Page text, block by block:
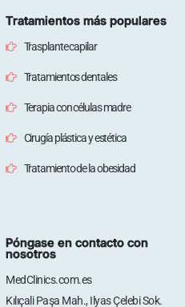
Tratamientos más populares
Trasplante capilar
Tratamientos dentales
Terapia con células madre
Cirugía plástica y estética
Tratamiento de la obesidad
Póngase en contacto con
nosotros
MedClinics.com.es
Kılıçali Paşa Mah., Ilyas Çelebi Sok.